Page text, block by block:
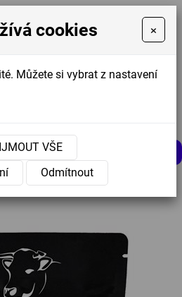
» Křupavý sýr Sýrový MIX
cookies ×
Můžete si vybrat z nastavení
VŠE
Odmítnout